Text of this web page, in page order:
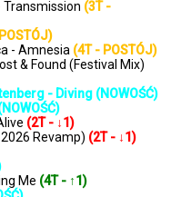
Transmission (3T -
- Amnesia (4T - POSTÓJ)
& Found (Festival Mix)
- Diving (NOWOŚĆ)
(2T - ↓1)
Revamp) (2T - ↓1)
Me (4T - ↑1)